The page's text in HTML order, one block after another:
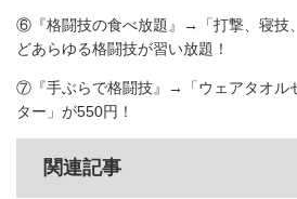
⑥『格闘技の食べ放題』→「打撃、寝技
どあらゆる格闘技が習い放題！
⑦『手ぶらで格闘技』→「ウェアタオル
ター」が550円！
関連記事